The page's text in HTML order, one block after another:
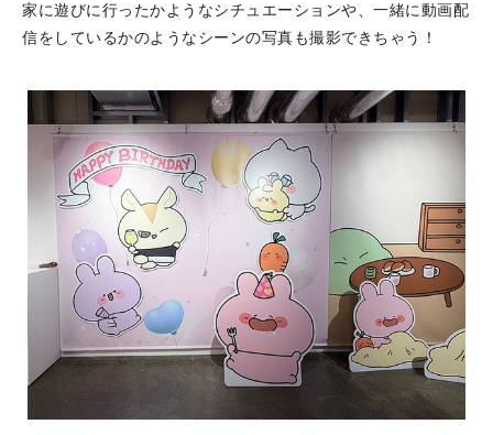
家に遊びに行ったかようなシチュエーションや、一緒に動画配
信をしているかのようなシーンの写真も撮影できちゃう！